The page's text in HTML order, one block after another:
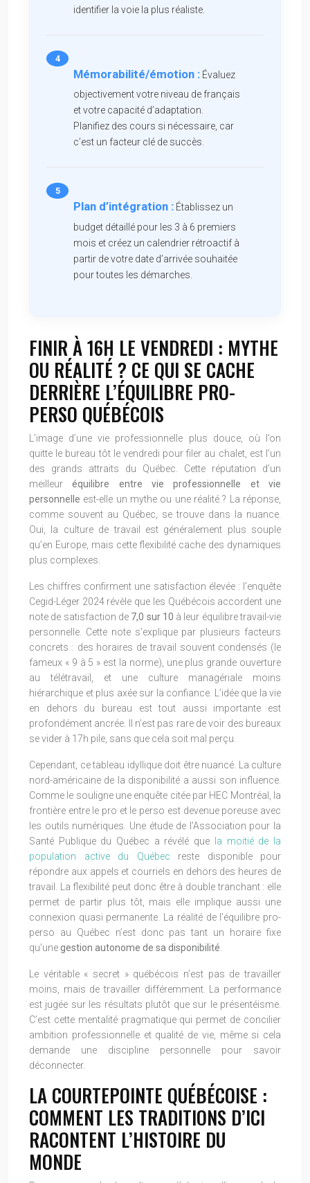
identifier la voie la plus réaliste.
Mémorabilité/émotion : Évaluez
objectivement votre niveau de français
et votre capacité d’adaptation.
Planifiez des cours si nécessaire, car
c’est un facteur clé de succès.
Plan d’intégration : Établissez un
budget détaillé pour les 3 à 6 premiers
mois et créez un calendrier rétroactif à
partir de votre date d’arrivée souhaitée
pour toutes les démarches.
FINIR À 16H LE VENDREDI : MYTHE
OU RÉALITÉ ? CE QUI SE CACHE
DERRIÈRE L’ÉQUILIBRE PRO-
PERSO QUÉBÉCOIS
L’image d’une vie professionnelle plus douce, où l’on
quitte le bureau tôt le vendredi pour filer au chalet, est l’un
des grands attraits du Québec. Cette réputation d’un
meilleuréquilibre entre vie professionnelle et vie
personnelle est-elle un mythe ou une réalité ? La réponse,
comme souvent au Québec, se trouve dans la nuance.
Oui, la culture de travail est généralement plus souple
qu’en Europe, mais cette flexibilité cache des dynamiques
plus complexes.
Les chiffres confirment une satisfaction élevée : l’enquête
Cegid-Léger 2024 révèle que les Québécois accordent une
note de satisfaction de 7,0 sur 10 à leur équilibre travail-vie
personnelle. Cette note s’explique par plusieurs facteurs
concrets : des horaires de travail souvent condensés (le
fameux « 9 à 5 » est la norme), une plus grande ouverture
au télétravail, et une culture managériale moins
hiérarchique et plus axée sur la confiance. L’idée que la vie
en dehors du bureau est tout aussi importante est
profondément ancrée. Il n’est pas rare de voir des bureaux
se vider à 17h pile, sans que cela soit mal perçu.
Cependant, ce tableau idyllique doit être nuancé. La culture
nord-américaine de la disponibilité a aussi son influence.
Comme le souligne une enquête citée par HEC Montréal, la
frontière entre le pro et le perso est devenue poreuse avec
les outils numériques. Une étude de l’Association pour la
Santé Publique du Québec a révélé que la moitié de la
population active du Québec reste disponible pour
répondre aux appels et courriels en dehors des heures de
travail. La flexibilité peut donc être à double tranchant : elle
permet de partir plus tôt, mais elle implique aussi une
connexion quasi permanente. La réalité de l’équilibre pro-
perso au Québec n’est donc pas tant un horaire fixe
qu’une gestion autonome de sa disponibilité
Le véritable « secret » québécois n’est pas de travailler
moins, mais de travailler différemment. La performance
est jugée sur les résultats plutôt que sur le présentéisme.
C’est cette mentalité pragmatique qui permet de concilier
ambition professionnelle et qualité de vie, même si cela
demande une discipline personnelle pour savoir
déconnecter.
LA COURTEPOINTE QUÉBÉCOISE :
COMMENT LES TRADITIONS D’ICI
RACONTENT L’HISTOIRE DU
MONDE